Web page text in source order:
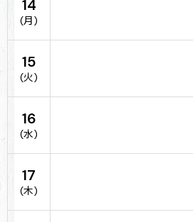
14
(月)
15
(火)
16
(水)
17
(木)